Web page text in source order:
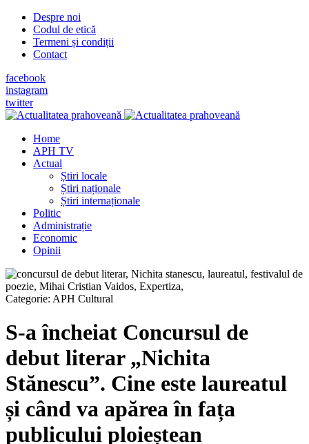
Despre noi
Codul de etică
Termeni și condiții
Contact
facebook
instagram
twitter
Home
APH TV
Actual
Știri locale
Știri naționale
Știri internaționale
Politic
Administrație
Economic
Opinii
Categorie: APH Cultural
S-a încheiat Concursul de
debut literar „Nichita
Stănescu”. Cine este laureatul
și când va apărea în fața
publicului ploieștean